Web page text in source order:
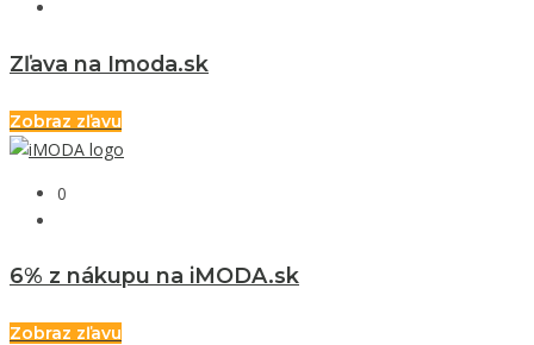
Zľava na Imoda.sk
Zobraz zľavu
0
6% z nákupu na iMODA.sk
Zobraz zľavu